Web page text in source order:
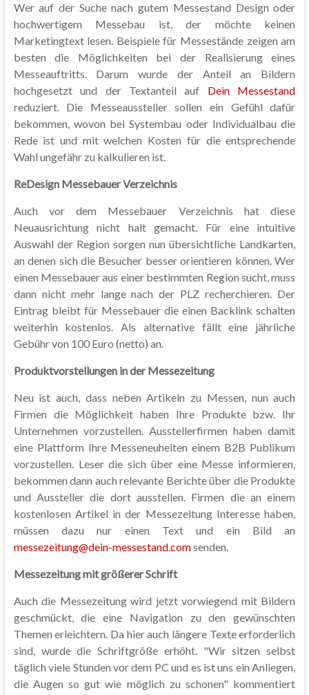
Wer auf der Suche nach gutem Messestand Design oder
hochwertigem Messebau ist, der möchte keinen
Marketingtext lesen. Beispiele für Messestände zeigen am
besten die Möglichkeiten bei der Realisierung eines
Messeauftritts. Darum wurde der Anteil an Bildern
hochgesetzt und der Textanteil auf Dein Messestand
reduziert. Die Messeaussteller sollen ein Gefühl dafür
bekommen, wovon bei Systembau oder Individualbau die
Rede ist und mit welchen Kosten für die entsprechende
Wahl ungefähr zu kalkulieren ist.
ReDesign Messebauer Verzeichnis
Auch vor dem Messebauer Verzeichnis hat diese
Neuausrichtung nicht halt gemacht. Für eine intuitive
Auswahl der Region sorgen nun übersichtliche Landkarten,
an denen sich die Besucher besser orientieren können. Wer
einen Messebauer aus einer bestimmten Region sucht, muss
dann nicht mehr lange nach der PLZ recherchieren. Der
Eintrag bleibt für Messebauer die einen Backlink schalten
weiterhin kostenlos. Als alternative fällt eine jährliche
Gebühr von 100 Euro (netto) an.
Produktvorstellungen in der Messezeitung
Neu ist auch, dass neben Artikeln zu Messen, nun auch
Firmen die Möglichkeit haben Ihre Produkte bzw. Ihr
Unternehmen vorzustellen. Ausstellerfirmen haben damit
eine Plattform Ihre Messeneuheiten einem B2B Publikum
vorzustellen. Leser die sich über eine Messe informieren,
bekommen dann auch relevante Berichte über die Produkte
und Aussteller die dort ausstellen. Firmen die an einem
kostenlosen Artikel in der Messezeitung Interesse haben,
müssen dazu nur einen Text und ein Bild an
messezeitung@dein-messestand.comsenden.
Messezeitung mit größerer Schrift
Auch die Messezeitung wird jetzt vorwiegend mit Bildern
geschmückt, die eine Navigation zu den gewünschten
Themen erleichtern. Da hier auch längere Texte erforderlich
sind, wurde die Schriftgröße erhöht. "Wir sitzen selbst
täglich viele Stunden vor dem PC und es ist uns ein Anliegen,
die Augen so gut wie möglich zu schonen" kommentiert